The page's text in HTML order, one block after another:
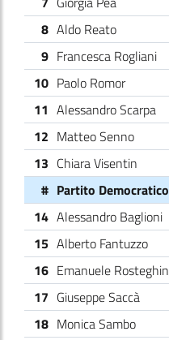
8 Aldo Reato
9 Francesca Rogliani
10 Paolo Romor
11 Alessandro Scarpa
12 Matteo Senno
13 Chiara Visentin
# Partito Democratico
14 Alessandro Baglioni
15 Alberto Fantuzzo
16 Emanuele Rosteghin
17 Giuseppe Saccà
18 Monica Sambo